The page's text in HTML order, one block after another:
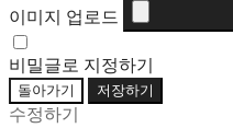
이미지 업로드
비밀글로 지정하기
돌아가기 저장하기
수정하기